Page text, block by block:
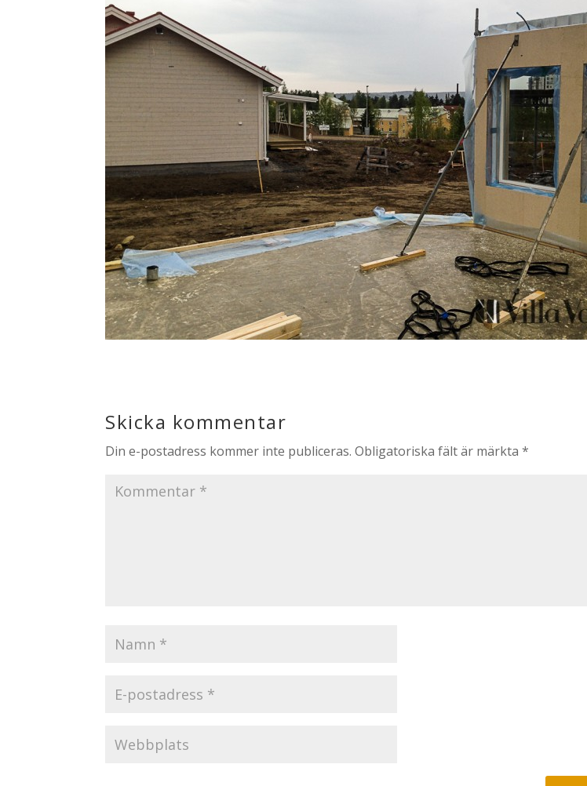
Skicka kommentar
Din e-postadress kommer inte publiceras. Obligatoriska fält är märkta*